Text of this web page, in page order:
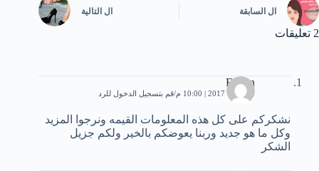
ال السابقة ال التالية
2 تعليقات
Evelin
4 فبراير، 2017 | 10:00 م قم بتسجيل الدخول للرد
نشكركم على كل هذه المعلومات القيمه ونرجوا المزيد
وكل ما هو جديد وربنا يعوضكم بالخير ولكم جزيل
الشكر